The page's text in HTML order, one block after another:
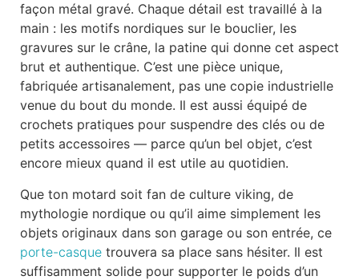
façon métal gravé. Chaque détail est travaillé à la
main : les motifs nordiques sur le bouclier, les
gravures sur le crâne, la patine qui donne cet aspect
brut et authentique. C’est une pièce unique,
fabriquée artisanalement, pas une copie industrielle
venue du bout du monde. Il est aussi équipé de
crochets pratiques pour suspendre des clés ou de
petits accessoires — parce qu’un bel objet, c’est
encore mieux quand il est utile au quotidien.
Que ton motard soit fan de culture viking, de
mythologie nordique ou qu’il aime simplement les
objets originaux dans son garage ou son entrée, ce
porte-casque trouvera sa place sans hésiter. Il est
suffisamment solide pour supporter le poids d’un